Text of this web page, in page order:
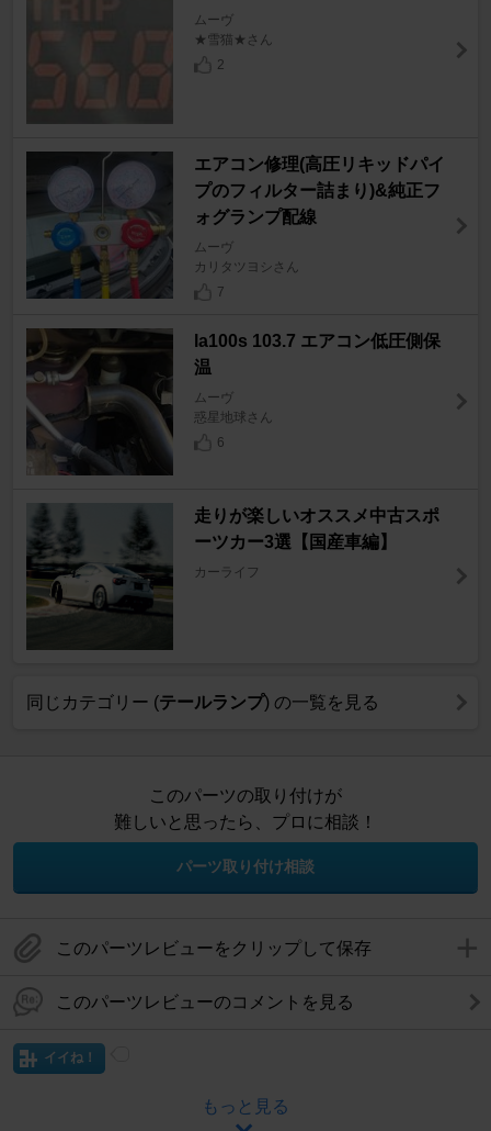
ムーヴ
★雪猫★さん
2
エアコン修理(高圧リキッドパイ
プのフィルター詰まり)&純正フ
ォグランプ配線
ムーヴ
カリタツヨシさん
7
la100s 103.7 エアコン低圧側保
温
ムーヴ
惑星地球さん
6
走りが楽しいオススメ中古スポ
ーツカー3選【国産車編】
カーライフ
同じカテゴリー (テールランプ) の一覧を見る
このパーツの取り付けが
難しいと思ったら、プロに相談！
パーツ取り付け相談
このパーツレビューをクリップして保存
このパーツレビューのコメントを見る
イイね！
もっと見る